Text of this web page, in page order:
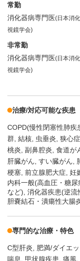
常勤
消化器病専門医(日本消
視鏡学会)
非常勤
消化器病専門医(日本消
視鏡学会)
治療/対応可能な疾患
COPD(慢性閉塞性肺疾
群 結核 虫垂炎 狭心
桃炎 副鼻腔炎 食道が
肝臓がん すい臓がん
梗塞 前立腺肥大症 妊
内科一般(高血圧・糖
など), 消化器疾患(逆流
胆嚢結石・潰瘍性大腸
専門的な治療・特色
C型肝炎 肥満/ダイエッ
喘息
甲状腺疾患 痛風